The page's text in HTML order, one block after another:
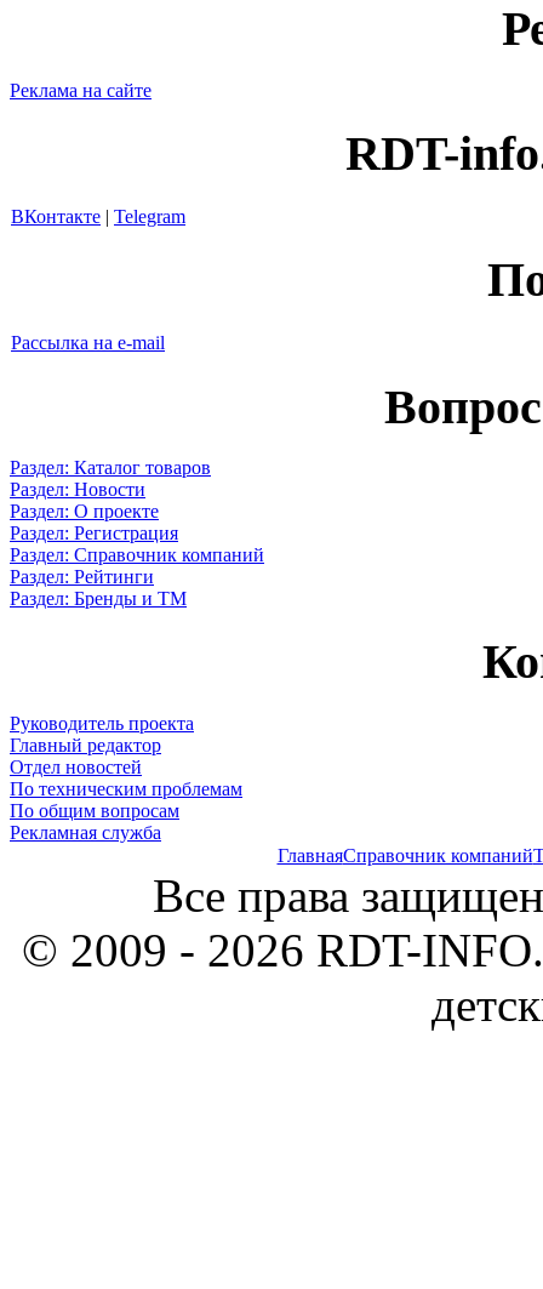
Реклама на сайте
RDT-
ВКонтакте | Telegram
Рассылка на e-mail
Раздел: Каталог товаров
Раздел: Новости
Раздел: О проекте
Раздел: Регистрация
Раздел: Справочник компаний
Раздел: Рейтинги
Раздел: Бренды и ТМ
Руководитель проекта
Главный редактор
Отдел новостей
По техническим проблемам
По общим вопросам
Рекламная служба
ГлавнаяСправочник компаний
Все права
© 2009 - 2026 RDT-